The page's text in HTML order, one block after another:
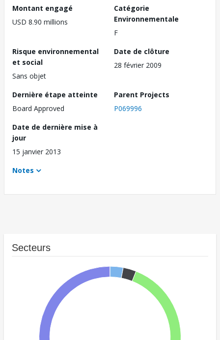
Montant engagé
USD 8.90 millions
Catégorie
Environnementale
F
Risque environnemental
et social
Sans objet
Date de clôture
28 février 2009
Dernière étape atteinte
Board Approved
Parent Projects
P069996
Date de dernière mise à
jour
15 janvier 2013
Notes
Secteurs